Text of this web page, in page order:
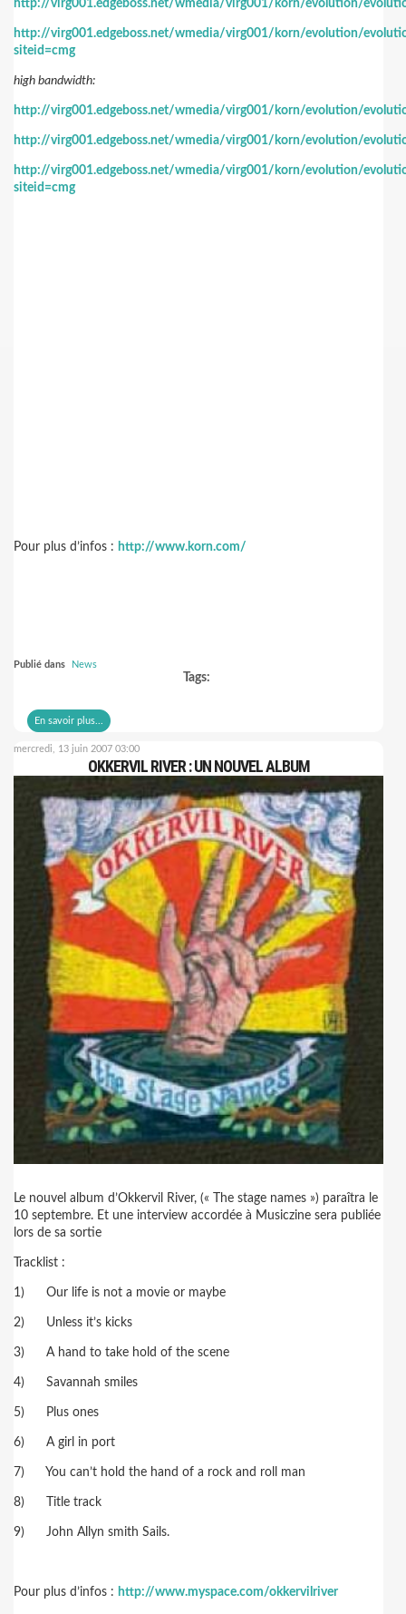
http://virg001.edgeboss.net/wmedia/virg001/korn/evolution/
http://virg001.edgeboss.net/wmedia/virg001/korn/evolution/
siteid=cmg
high bandwidth:
http://virg001.edgeboss.net/wmedia/virg001/korn/evolution/
http://virg001.edgeboss.net/wmedia/virg001/korn/evolution/
http://virg001.edgeboss.net/wmedia/virg001/korn/evolution/
siteid=cmg
Pour plus d’infos : http://www.korn.com/
Publié dans News
Tags:
En savoir plus...
mercredi, 13 juin 2007 03:00
OKKERVIL RIVER : UN NOUVEL ALBUM
Le nouvel album d’Okkervil River, (« The stage names ») paraîtra le
10 septembre. Et une interview accordée à Musiczine sera publiée
lors de sa sortie
Tracklist :
1) Our life is not a movie or maybe
2) Unless it’s kicks
3) A hand to take hold of the scene
4) Savannah smiles
5) Plus ones
6) A girl in port
7) You can’t hold the hand of a rock and roll man
8) Title track
9) John Allyn smith Sails.
Pour plus d’infos : http://www.myspace.com/okkervilriver